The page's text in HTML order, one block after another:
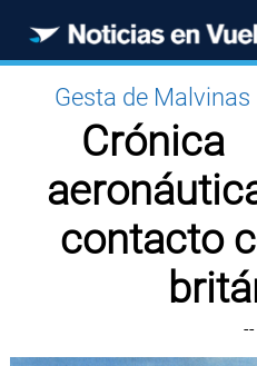
Gesta de Malvinas
Crónica
contacto
--